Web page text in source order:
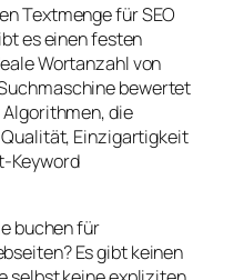
Textmenge für SEO
es einen festen
Wortanzahl von
bewertet
die
Einzigartigkeit
Keyword
buchen für
Es gibt keinen